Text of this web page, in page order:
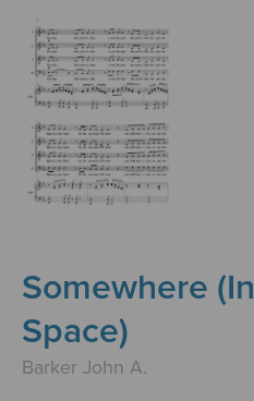
Somewhere (In
Space)
Barker John A.